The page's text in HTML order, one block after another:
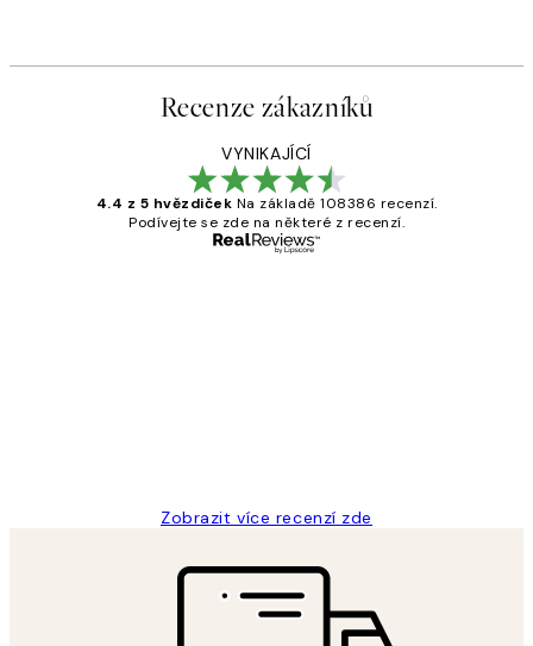
Recenze zákazníků
VYNIKAJÍCÍ
4.4 z 5 hvězdiček Na základě 108386 recenzí.
Podívejte se zde na některé z recenzí.
Zobrazit více recenzí zde